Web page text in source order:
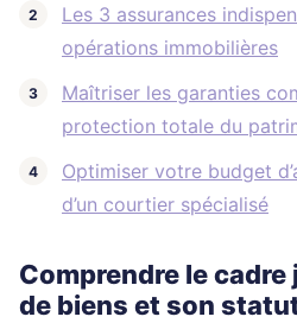
Les 3 assurances
opérations immobilières
Maîtriser les garanties
protection totale du
Optimiser votre budget
d’un courtier spécialisé
Comprendre le
de biens et son